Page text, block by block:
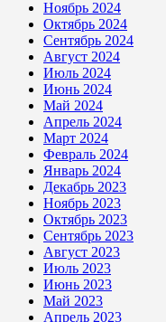
Ноябрь 2024
Октябрь 2024
Сентябрь 2024
Август 2024
Июль 2024
Июнь 2024
Май 2024
Апрель 2024
Март 2024
Февраль 2024
Январь 2024
Декабрь 2023
Ноябрь 2023
Октябрь 2023
Сентябрь 2023
Август 2023
Июль 2023
Июнь 2023
Май 2023
Апрель 2023